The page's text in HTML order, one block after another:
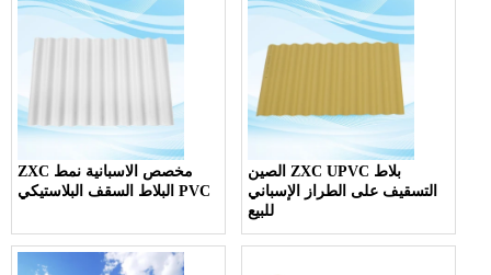
ZXC مخصص الاسبانية نمط
البلاط السقف البلاستيكي PVC
الصين ZXC UPVC بلاط
التسقيف على الطراز الإسباني
للبيع